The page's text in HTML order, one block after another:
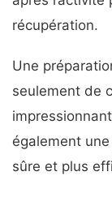
récupération.
Une
seulement de
également
sûre et plus